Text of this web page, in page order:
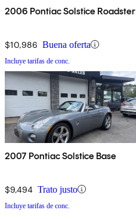
2006 Pontiac Solstice Roadster
$10,986 Buena oferta
Incluye tarifas de conc.
2007 Pontiac Solstice Base
$9,494 Trato justo
Incluye tarifas de conc.